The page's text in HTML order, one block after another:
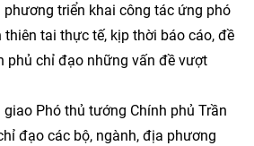
triển khai công tác ứng phó
thiên tai thực tế, kịp thời báo cáo, đề
phủ chỉ đạo những vấn đề vượt
Phó thủ tướng Chính phủ Trần
đạo các bộ, ngành, địa phương